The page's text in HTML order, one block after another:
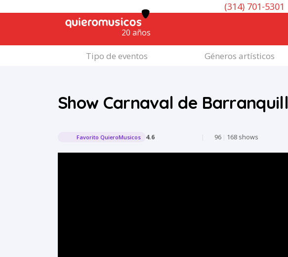
(314) 701-5301
20 años
Tipo de eventos Géneros artísticos
Show Carnaval de
Favorito QuieroMusicos 4.6 | 96 | 168 shows